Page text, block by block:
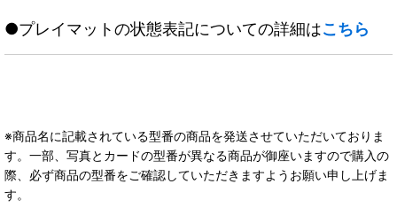
●プレイマットの状態表記についての詳細はこちら
※商品名に記載されている型番の商品を発送させていただいておりま
す。一部、写真とカードの型番が異なる商品が御座いますので購入の
際、必ず商品の型番をご確認していただきますようお願い申し上げま
す。